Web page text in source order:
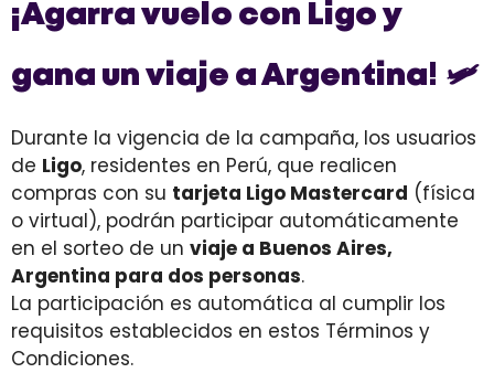
¡Agarra vuelo con Ligo y
gana un viaje a Argentina! 🛩️
Durante la vigencia de la campaña, los usuarios
de Ligo, residentes en Perú, que realicen
compras con su tarjeta Ligo Mastercard (física
o virtual), podrán participar automáticamente
en el sorteo de un viaje a Buenos Aires,
Argentina para dos personas.
La participación es automática al cumplir los
requisitos establecidos en estos Términos y
Condiciones.